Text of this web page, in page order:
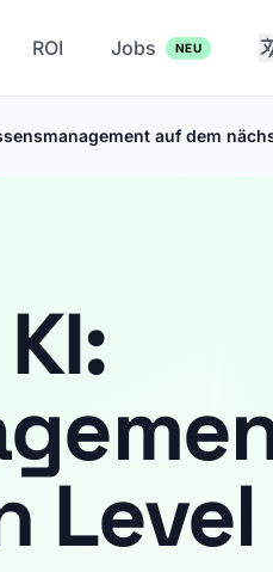
ROI Jobs NEU
auf dem
Level